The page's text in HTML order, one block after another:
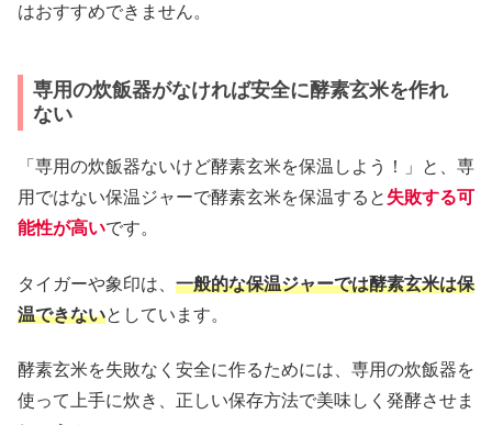
はおすすめできません。
専用の炊飯器がなければ安全に酵素玄米を作れ
ない
「専用の炊飯器ないけど酵素玄米を保温しよう！」と、専
用ではない保温ジャーで酵素玄米を保温すると 失敗する可
能性が高いです。
タイガーや象印は、 一般的な保温ジャーでは酵素玄米は保
温できないとしています。
酵素玄米を失敗なく安全に作るためには、専用の炊飯器を
使って上手に炊き、正しい保存方法で美味しく発酵させま